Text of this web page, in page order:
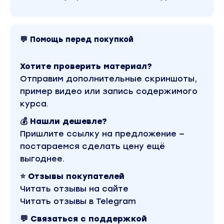
💬 Помощь перед покупкой
Хотите проверить материал?
Отправим дополнительные скриншоты,
пример видео или запись содержимого
курса.
💰 Нашли дешевле?
Пришлите ссылку на предложение —
постараемся сделать цену ещё
выгоднее.
⭐ Отзывы покупателей
Читать отзывы на сайте
Читать отзывы в Telegram
💬 Связаться с поддержкой